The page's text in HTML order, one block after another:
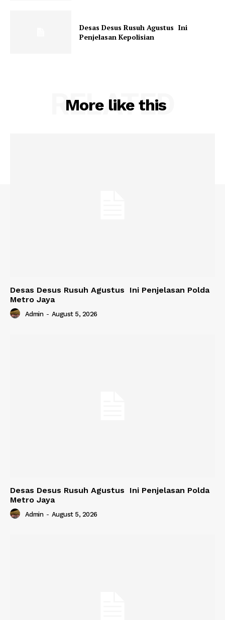
Desas Desus Rusuh Agustus Ini
Penjelasan Kepolisian
More like this
RELATED
Desas Desus Rusuh Agustus Ini Penjelasan Polda
Metro Jaya
Admin - August 5, 2026
Desas Desus Rusuh Agustus Ini Penjelasan Polda
Metro Jaya
Admin - August 5, 2026